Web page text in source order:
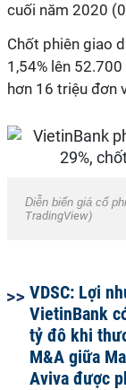
cuối năm 2020
Chốt phiên giao
1,54% lên
hơn 16 triệu đơn
Diễn biến giá cổ
TradingView)
VDSC: Lợi
VietinBank
tỷ đô khi
M&A giữa
Aviva được